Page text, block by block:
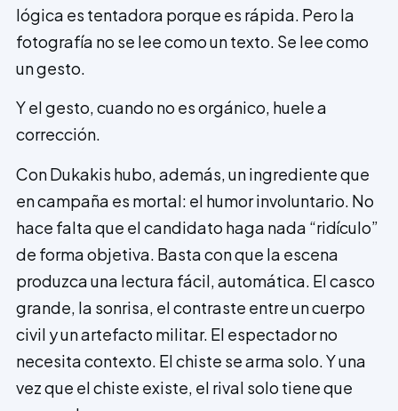
lógica es tentadora porque es rápida. Pero la
fotografía no se lee como un texto. Se lee como
un gesto.
Y el gesto, cuando no es orgánico, huele a
corrección.
Con Dukakis hubo, además, un ingrediente que
en campaña es mortal: el humor involuntario. No
hace falta que el candidato haga nada “ridículo”
de forma objetiva. Basta con que la escena
produzca una lectura fácil, automática. El casco
grande, la sonrisa, el contraste entre un cuerpo
civil y un artefacto militar. El espectador no
necesita contexto. El chiste se arma solo. Y una
vez que el chiste existe, el rival solo tiene que